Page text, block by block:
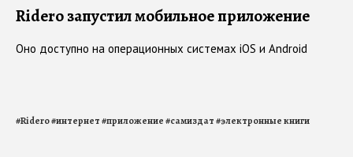
Ridero запустил мобильное приложение
Оно доступно на операционных системах iOS и Android
#Ridero#интернет#приложение#самиздат#электронные книги